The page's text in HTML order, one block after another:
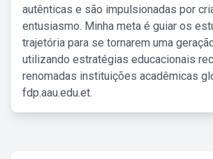
autênticas e são impulsionadas por
entusiasmo. Minha meta é guiar os
trajetória para se tornarem uma
utilizando estratégias educacionais
renomadas instituições acadêmicas
fdp.aau.edu.et.